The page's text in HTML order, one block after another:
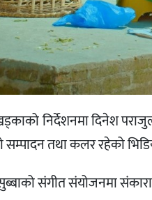
निर्देशनमा दिनेश
तथा कलर रहेको
संगीत संयोजनमा